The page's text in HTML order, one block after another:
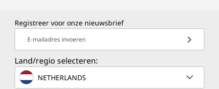
Registreer voor onze nieuwsbrief
E-mailadres invoeren
Land/regio selecteren:
NETHERLANDS